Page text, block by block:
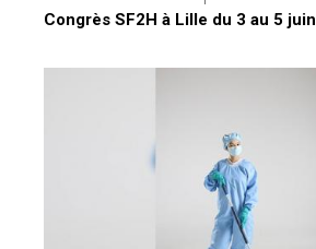
Congrès SF2H à Lille du 3 au 5 juin